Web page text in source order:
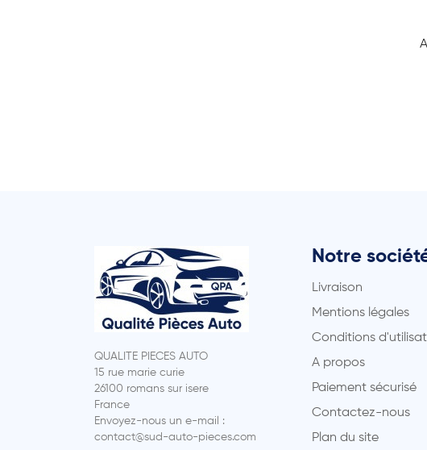
QUALITE PIECES AUTO
15 rue marie curie
26100 romans sur isere
France
Envoyez-nous un e-mail :
contact@sud-auto-pieces.com
Notre
Livraison
Mentions légales
Conditions
A propos
Paiement sécurisé
Contactez-nous
Plan du site